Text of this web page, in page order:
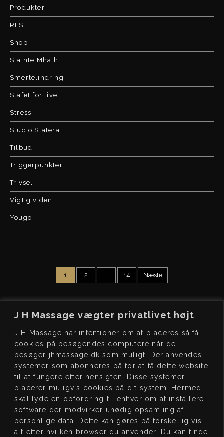
J H Massage vægter privatlivet højt
J H Massage har intentioner om at placeres så få
cookies på besøgendes computere når de
besøger jhmassage.dk som muligt. Der anvendes
systemer som abonneres på for at få dette website
til at fungere efter hensigten. Disse systemer
placerer muligvis cookies på dit system. Hermed
skal lyde en opfordring til enhver om at installere
software der modvirker unødig opsamling af
personlige data. Dette kan gøres på forskellig vis
alt efter hvilken browser du anvender. Du kan finde
Produkter
RLS
Shop
Slainte Mhath
Smertelindring
Stafet for livet
Stress
Studio Statera
Tilbud
Triggerpunkter
Trivsel
Vigtig viden
Yougo
1 2 14 Næste
J HMASSAGE
Kochsgade 23, dør 3
5000 Odense C
CVR 41576472
BOOK
Book tid på
www.jhmassage.dk/book
JEG STØTTER ÅB NINGSTIDER